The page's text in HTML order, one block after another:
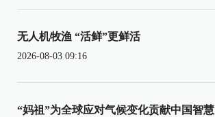
无人机牧渔 “活鲜”更鲜活
2026-08-03 09:16
“妈祖”为全球应对气候变化贡献中国智慧